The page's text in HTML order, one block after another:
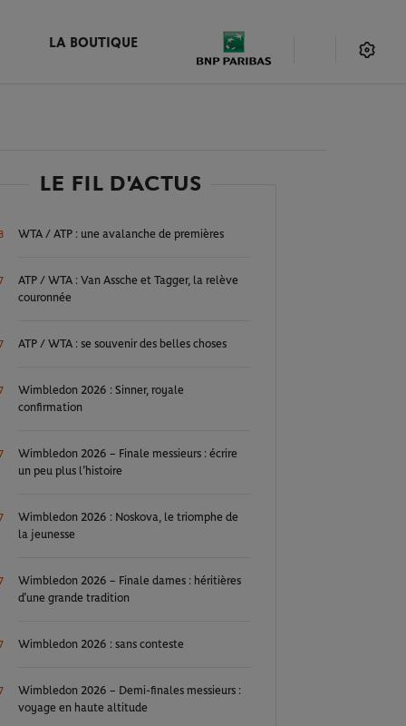
LA BOUTIQUE
LE FIL D'ACTUS
WTA / ATP : une avalanche de premières
ATP / WTA : Van Assche et Tagger, la relève
couronnée
ATP / WTA : se souvenir des belles choses
Wimbledon 2026 : Sinner, royale
confirmation
Wimbledon 2026 – Finale messieurs : écrire
un peu plus l’histoire
Wimbledon 2026 : Noskova, le triomphe de
la jeunesse
Wimbledon 2026 – Finale dames : héritières
d’une grande tradition
Wimbledon 2026 : sans conteste
Wimbledon 2026 – Demi-finales messieurs :
voyage en haute altitude